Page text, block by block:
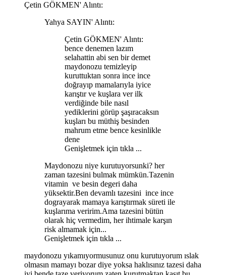
Çetin GÖKMEN' Alıntı:
Yahya SAYIN' Alıntı:
Çetin GÖKMEN' Alıntı:
bence denemen lazım
selahattin abi sen bir demet
maydonozu temizleyip
kuruttuktan sonra ince ince
doğrayıp mamalarıyla iyice
karıştır ve kuşlara ver ilk
verdiğinde bile nasıl
yediklerini görüp şaşıracaksın
kuşları bu müthiş besinden
mahrum etme bence kesinlikle
dene
Genişletmek için tıkla ...
Maydonozu niye kurutuyorsunki? her
zaman tazesini bulmak mümkün.Tazenin
vitamin ve besin degeri daha
yüksektir.Ben devamlı tazesini ince ince
dograyarak mamaya karıştırmak süreti ile
kuşlarıma veririm.Ama tazesini bütün
olarak hiç vermedim, her ihtimale karşın
risk almamak için...
Genişletmek için tıkla ...
maydonozu yıkamıyormusunuz onu kurutuyorum ıslak
olmasın mamayı bozar diye yoksa haklısınız tazesi daha